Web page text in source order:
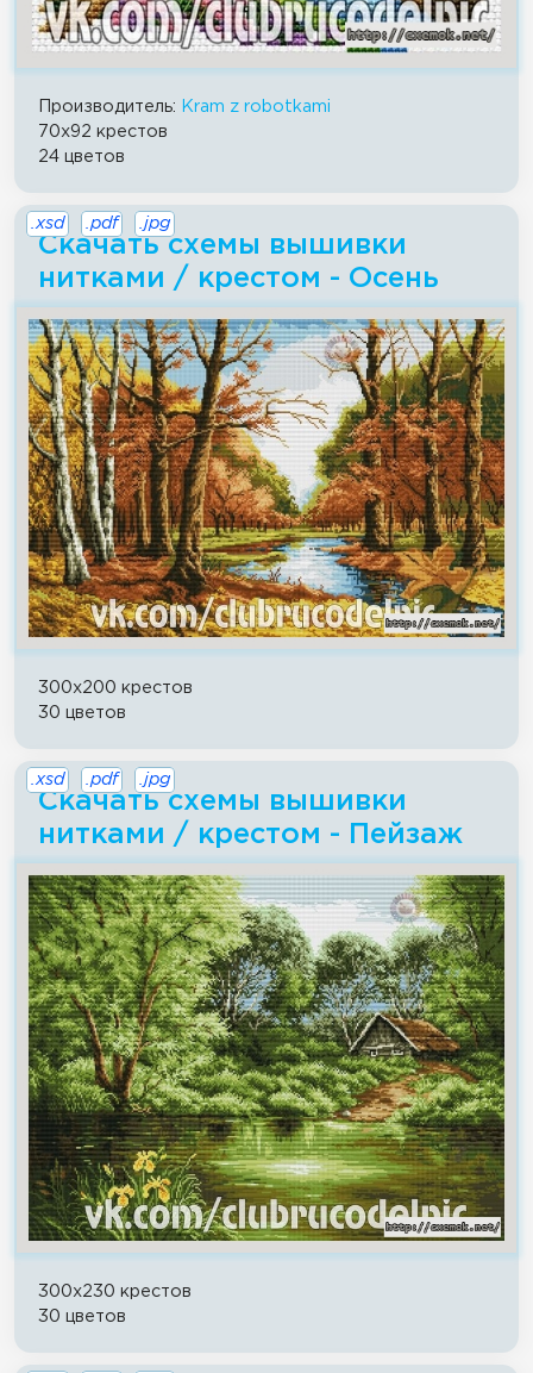
Производитель:
Kram z robotkami
70x92 крестов
24 цветов
Скачать схемы вышивки
нитками / крестом - Осень
.xsd .pdf .jpg
300x200 крестов
30 цветов
Скачать схемы вышивки
нитками / крестом - Пейзаж
.xsd .pdf .jpg
300x230 крестов
30 цветов